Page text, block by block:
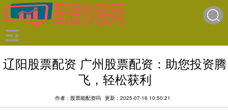
辽阳股票配资 广州股票配资：助您投资腾
飞，轻松获利
作者：股票能配资吗 更新：2025-07-16 10:50:21